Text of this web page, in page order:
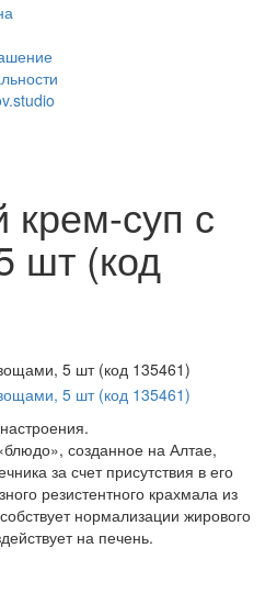
суп с
шт (код
созданное на Алтае,
за счет присутствия в его
резистентного крахмала из
нормализации жирового
на печень.